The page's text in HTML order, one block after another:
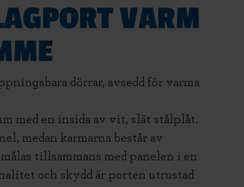
VARM
dörrar, avsedd för varma
med en insida av vit, slät stålplåt.
medan karmarna består av
tillsammans med panelen i en
och skydd är porten utrustad